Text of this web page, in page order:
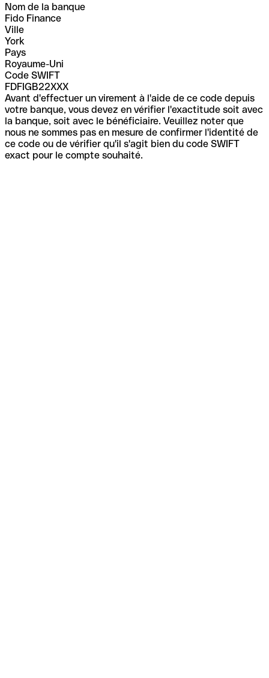
Nom de la banque
Fido Finance
Ville
York
Pays
Royaume-Uni
Code SWIFT
FDFIGB22XXX
Avant d'effectuer un virement à l'aide de ce code depuis
votre banque, vous devez en vérifier l'exactitude soit avec
la banque, soit avec le bénéficiaire. Veuillez noter que
nous ne sommes pas en mesure de confirmer l'identité de
ce code ou de vérifier qu'il s'agit bien du code SWIFT
exact pour le compte souhaité.